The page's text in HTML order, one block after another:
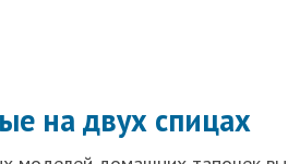
на двух спицах